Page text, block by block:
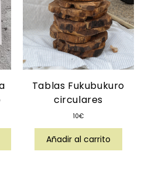
Tablas Fukubukuro
circulares
10€
Añadir al carrito